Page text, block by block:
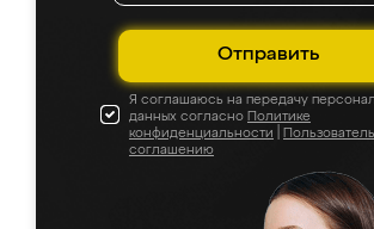
Отправить
Я соглашаюсь на передачу
данных согласно Политике
конфиденциальности
соглашению